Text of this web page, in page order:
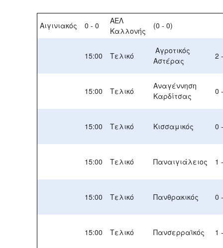
Αιγινιακός 0 - 0
ΑΕΛ
Καλλονής
(0 - 0)
15:00 Τελικό
Αγροτικός
Αστέρας
2
15:00 Τελικό
Αναγέννηση
Καρδίτσας
0
15:00 Τελικό Κισσαμικός 0
15:00 Τελικό Παναιγιάλειος 1
15:00 Τελικό Πανθρακικός 0
15:00 Τελικό Πανσερραϊκός 1